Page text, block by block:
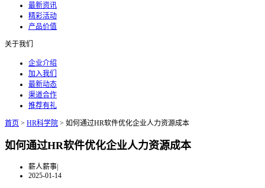
最新资讯
精彩活动
产品价值
关于我们
企业介绍
加入我们
最新动态
渠道合作
推荐有礼
首页 > HR科学院 > 如何通过HR软件优化企业人力资源成本
如何通过HR软件优化企业人力资源成本
薪人薪事|
2025-01-14